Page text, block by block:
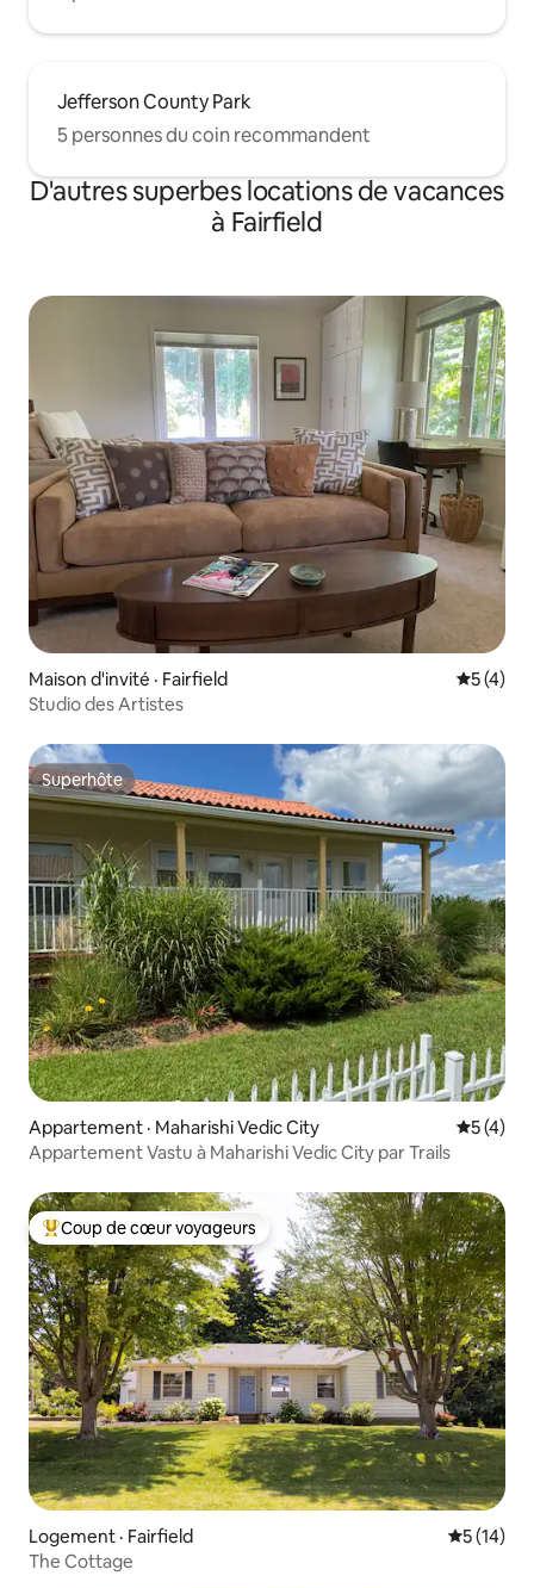
Jefferson County Park
5 personnes du coin recommandent
D'autres superbes locations de vacances
à Fairfield
Maison d'invité · Fairfield Note
5 (4)
Studio des Artistes
Superhôte
Superhôte
Appartement · Maharishi Vedic City Note
5 (4)
Appartement Vastu à Maharishi Vedic City par Trails
Coup de cœur voyageurs parmi les plus aimés
Coup de cœur voyageurs
Logement · Fairfield Note
5 (14)
The Cottage